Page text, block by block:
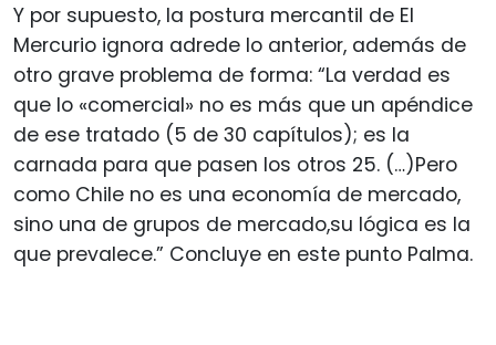
Y por supuesto, la postura mercantil de El
Mercurio ignora adrede lo anterior, además de
otro grave problema de forma: “La verdad es
que lo «comercial» no es más que un apéndice
de ese tratado (5 de 30 capítulos); es la
carnada para que pasen los otros 25. (…)Pero
como Chile no es una economía de mercado,
sino una de grupos de mercado,su lógica es la
que prevalece.” Concluye en este punto Palma.